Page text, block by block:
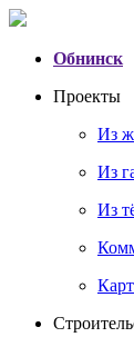
Обнинск
Проекты
Из
Из
Из